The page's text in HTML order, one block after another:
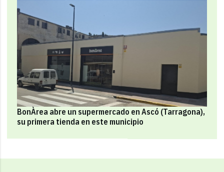
BonÀrea abre un supermercado en Ascó (Tarragona),
su primera tienda en este municipio